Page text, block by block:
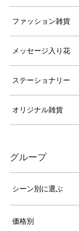
ファッション雑貨
メッセージ入り花
ステーショナリー
オリジナル雑貨
グループ
シーン別に選ぶ
価格別